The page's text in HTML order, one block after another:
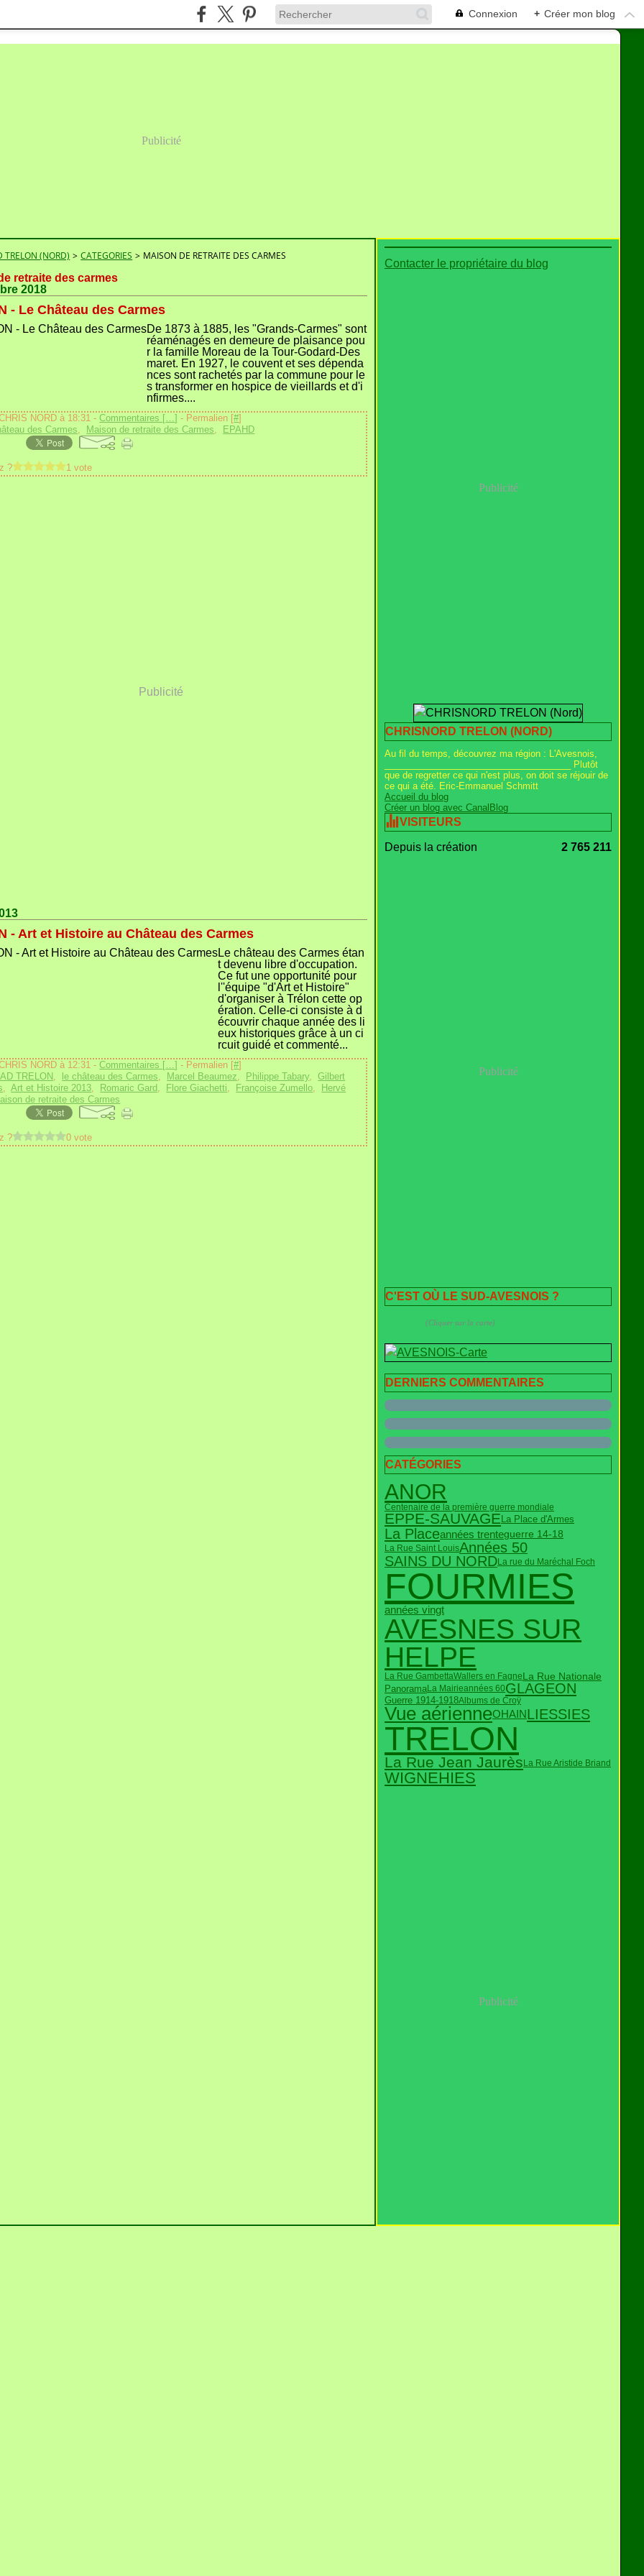
Connexion + Créer mon blog
Publicité
TRELON (NORD) > CATEGORIES > MAISON DE RETRAITE DES CARMES
retraite des carmes
2018
- Le Château des Carmes
De 1873 à 1885, les "Grands-Carmes" sont
réaménagés en demeure de plaisance pou
r la famille Moreau de la Tour-Godard-Des
maret. En 1927, le couvent et ses dépenda
nces sont rachetés par la commune pour le
s transformer en hospice de vieillards et d'i
nfirmes....
NORD à 18:31 -Commentaires […] - Permalien [#]
des Carmes, Maison de retraite des Carmes, EPAHD
? 1 vote
Publicité
- Art et Histoire au Château des Carmes
Le château des Carmes étan
t devenu libre d'occupation.
Ce fut une opportunité pour
l''équipe "d'Art et Histoire"
d'organiser à Trélon cette op
ération. Celle-ci consiste à d
écouvrir chaque année des li
eux historiques grâce à un ci
rcuit guidé et commenté...
NORD à 12:31 -Commentaires […] - Permalien [#]
TRELON , le château des Carmes, Marcel Beaumez, Philippe Tabary,Gilbert
,Art et Histoire 2013, Romaric Gard , Flore Giachetti, Françoise Zumello,
Hervé
de retraite des Carmes
? 0 vote
Contacter le propriétaire du blog
Publicité
CHRISNORD TRELON (NORD)
Au fil du temps, découvrez ma région : L'Avesnois,
_____________________________________ Plutôt
que de regretter ce qui n'est plus, on doit se réjouir de
ce qui a été. Eric-Emmanuel Schmitt
Accueil du blog
Créer un blog avec CanalBlog
VISITEURS
Depuis la création 2 765 211
Publicité
C'EST OÙ LE SUD-AVESNOIS ?
(Cliquer sur la carte)
DERNIERS COMMENTAIRES
CATÉGORIES
ANOR
Centenaire de la première guerre mondiale
EPPE-SAUVAGE La Place d'Armes
La Placeannées trenteguerre 14-18
La Rue Saint LouisAnnées 50
SAINS DU NORDLa rue du Maréchal Foch
FOURMIES
années vingt
AVESNES SUR
HELPE
La Rue GambettaWallers en FagneLa Rue Nationale
PanoramaLa Mairieannées 60GLAGEON
Guerre 1914-1918Albums de Croÿ
Vue aérienneOHAINLIESSIES
TRELON
La Rue Jean JaurèsLa Rue Aristide Briand
WIGNEHIES
Publicité